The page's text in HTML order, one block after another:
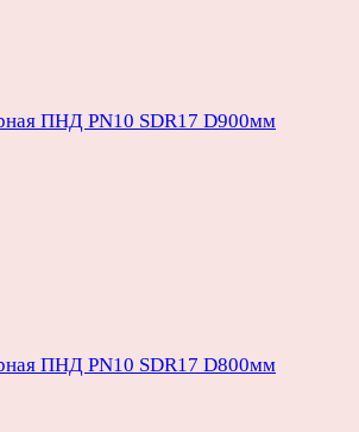
ПНД PN10 SDR17 D900мм
ПНД PN10 SDR17 D800мм